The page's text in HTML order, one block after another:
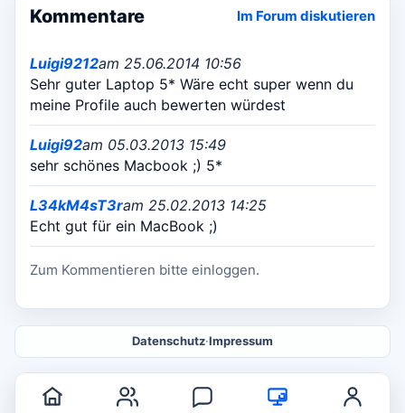
Kommentare Im Forum diskutieren
Luigi9212am 25.06.2014 10:56
Sehr guter Laptop 5* Wäre echt super wenn du
meine Profile auch bewerten würdest
Luigi92am 05.03.2013 15:49
sehr schönes Macbook ;) 5*
L34kM4sT3ram 25.02.2013 14:25
Echt gut für ein MacBook ;)
Zum Kommentieren bitte einloggen.
Datenschutz·Impressum